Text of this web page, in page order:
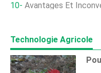
Avantages Et Inconvénients
Technologie Agricole